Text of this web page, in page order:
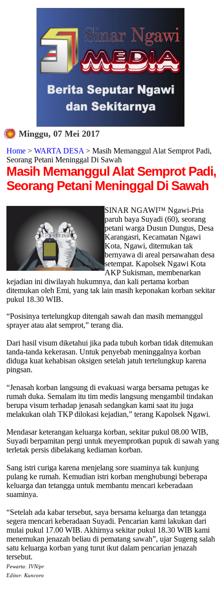
Minggu, 07 Mei 2017
Home> WARTA DESA > Masih Memanggul Alat Semprot Padi,
Seorang Petani Meninggal Di Sawah
Masih Memanggul Alat Semprot Padi,
Seorang Petani Meninggal Di Sawah
SINAR NGAWI™ Ngawi-Pria
paruh baya Suyadi (60), seorang
petani warga Dusun Dungus, Desa
Karangasri, Kecamatan Ngawi
Kota, Ngawi, ditemukan tak
bernyawa di areal persawahan desa
setempat. Kapolsek Ngawi Kota
AKP Sukisman, membenarkan
kejadian ini diwilayah hukumnya, dan kali pertama korban
ditemukan oleh Emi, yang tak lain masih keponakan korban sekitar
pukul 18.30 WIB.
“Posisinya tertelungkup ditengah sawah dan masih memanggul
sprayer atau alat semprot,” terang dia.
Dari hasil visum diketahui jika pada tubuh korban tidak ditemukan
tanda-tanda kekerasan. Untuk penyebab meninggalnya korban
diduga kuat kehabisan oksigen setelah jatuh tertelungkup karena
pingsan.
“Jenasah korban langsung di evakuasi warga bersama petugas ke
rumah duka. Semalam itu tim medis langsung mengambil tindakan
berupa visum terhadap jenasah sedangkan kami saat itu juga
melakukan olah TKP dilokasi kejadian,” terang Kapolsek Ngawi.
Mendasar keterangan keluarga korban, sekitar pukul 08.00 WIB,
Suyadi berpamitan pergi untuk meyemprotkan pupuk di sawah yang
terletak persis dibelakang kediaman korban.
Sang istri curiga karena menjelang sore suaminya tak kunjung
pulang ke rumah. Kemudian istri korban menghubungi beberapa
keluarga dan tetangga untuk membantu mencari keberadaan
suaminya.
“Setelah ada kabar tersebut, saya bersama keluarga dan tetangga
segera mencari keberadaan Suyadi. Pencarian kami lakukan dari
mulai pukul 17.00 WIB. Akhirnya sekitar pukul 18.30 WIB kami
menemukan jenazah beliau di pematang sawah”, ujar Sugeng salah
satu keluarga korban yang turut ikut dalam pencarian jenazah
tersebut.
Pewarta: IVN/pr
Editor: Kuncoro